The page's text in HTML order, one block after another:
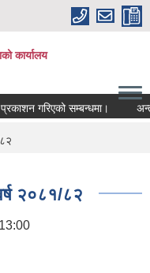
कार्यालय
गरिएको सम्बन्धमा।
२०८१/८२